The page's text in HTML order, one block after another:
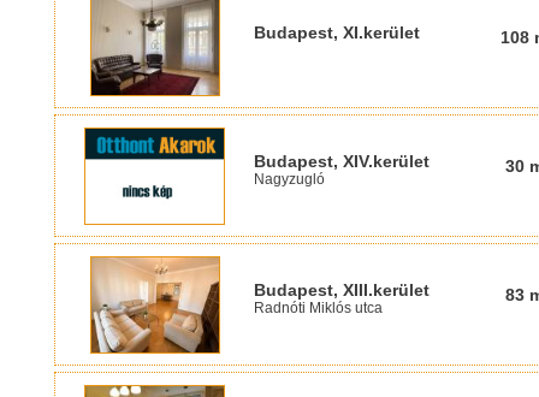
Budapest, XI.kerület 108
Budapest, XIV.kerület
Nagyzugló
30
Budapest, XIII.kerület
Radnóti Miklós utca
83